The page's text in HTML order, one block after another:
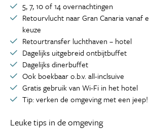
5, 7, 10 of 14 overnachtingen
Retourvlucht naar Gran Canaria vanaf
keuze
Retourtransfer luchthaven – hotel
Dagelijks uitgebreid ontbijtbuffet
Dagelijks dinerbuffet
Ook boekbaar o.b.v. all-inclsuive
Gratis gebruik van Wi-Fi in het hotel
Tip: verken de omgeving met een jeep!
Leuke tips in de omgeving